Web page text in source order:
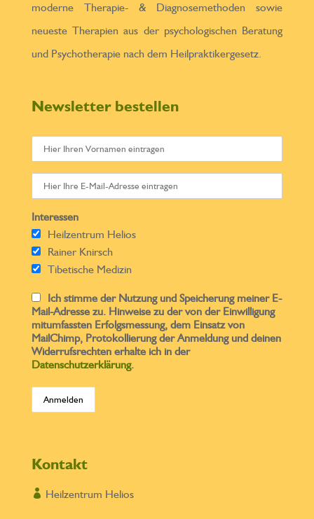
moderne Therapie- & Diagnosemethoden sowie
neueste Therapien aus der psychologischen Beratung
und Psychotherapie nach dem Heilpraktikergesetz.
Newsletter bestellen
Interessen
Heilzentrum Helios
Rainer Knirsch
Tibetische Medizin
Ich stimme der Nutzung und Speicherung meiner E-
Mail-Adresse zu. Hinweise zu der von der Einwilligung
mitumfassten Erfolgsmessung, dem Einsatz von
MailChimp, Protokollierung der Anmeldung und deinen
Widerrufsrechten erhalte ich in der
Datenschutzerklärung.
Kontakt
 Heilzentrum Helios